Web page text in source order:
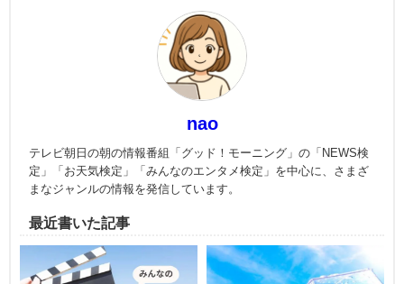
nao
テレビ朝日の朝の情報番組「グッド！モーニング」の「NEWS検
定」「お天気検定」「みんなのエンタメ検定」を中心に、さまざ
まなジャンルの情報を発信しています。
最近書いた記事